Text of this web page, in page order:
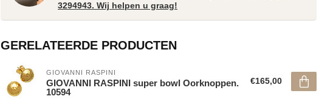
3294943. Wij helpen u graag!
GERELATEERDE PRODUCTEN
GIOVANNI RASPINI
GIOVANNI RASPINI super bowl Oorknoppen.
10594
€165,00